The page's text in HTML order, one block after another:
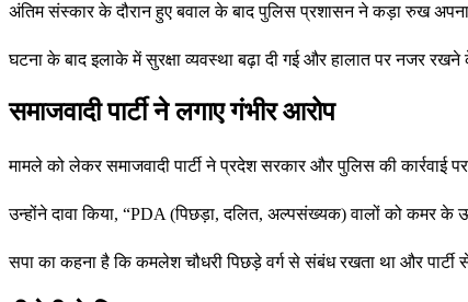
अंतिम संस्कार के दौरान हुए बवाल के बाद पुलिस प्रशासन ने कड़ा रुख
घटना के बाद इलाके में सुरक्षा व्यवस्था बढ़ा दी गई और हालात पर नजर
समाजवादी पार्टी ने लगाए गंभीर आरोप
मामले को लेकर समाजवादी पार्टी ने प्रदेश सरकार और पुलिस की
उन्होंने दावा किया, “PDA (पिछड़ा, दलित, अल्पसंख्यक) वालों को कमर के
सपा का कहना है कि कमलेश चौधरी पिछड़े वर्ग से संबंध रखता था और पार्टी